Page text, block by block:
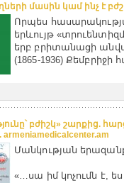
մասին կամ ինչ է
Որպես
երևույթ
երբ բրիտանացի
(1865-1936)
բժիշկ» շարքից.
Մանկության
«…սա իմ կոչումն է,